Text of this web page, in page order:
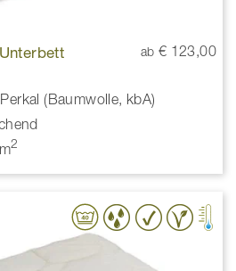
ab € 123,00
(Baumwolle, kbA)
2